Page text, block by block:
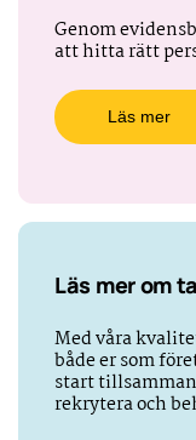
Genom
att hitta rätt
Läs mer
Läs mer om
Med våra
både er som
start
rekrytera och